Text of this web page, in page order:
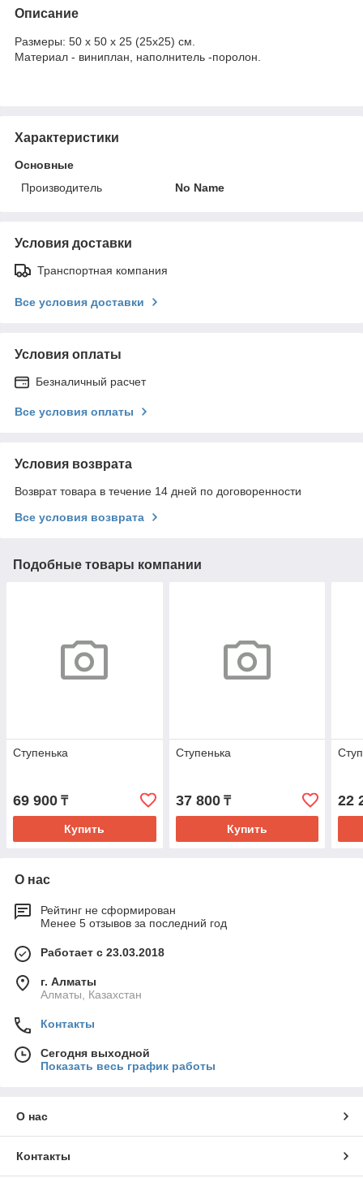
Описание
Размеры: 50 х 50 х 25 (25x25) см.
Материал - виниплан, наполнитель -поролон.
Характеристики
Основные
Производитель
No Name
Условия доставки
Транспортная компания
Все условия доставки
Условия оплаты
Безналичный расчет
Все условия оплаты
Условия возврата
Возврат товара в течение 14 дней по договоренности
Все условия возврата
Подобные товары компании
Ступенька
69 900 ₸
Купить
Ступенька
37 800₸
Купить
22
О нас
Рейтинг не сформирован
Менее 5 отзывов за последний год
Работает с 23.03.2018
г. Алматы
Алматы, Казахстан
Контакты
Сегодня выходной
Показать весь график работы
О нас
Контакты